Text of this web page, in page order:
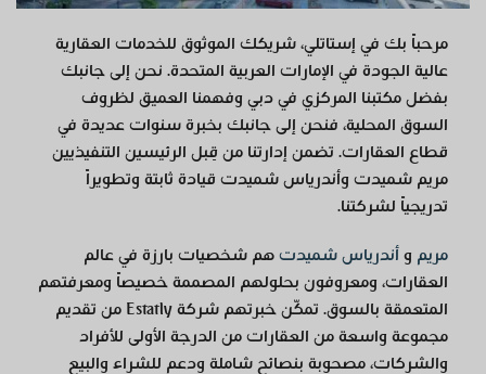
مرحباً بك في إستاتلي، شريكك الموثوق للخدمات العقارية
عالية الجودة في الإمارات العربية المتحدة. نحن إلى جانبك
بفضل مكتبنا المركزي في دبي وفهمنا العميق لظروف
السوق المحلية، فنحن إلى جانبك بخبرة سنوات عديدة في
قطاع العقارات. تضمن إدارتنا من قِبل الرئيسين التنفيذيين
مريم شميدت وأندرياس شميدت قيادة ثابتة وتطويراً
تدريجياً لشركتنا.
مريم و أندرياس شميدت هم شخصيات بارزة في عالم
العقارات، ومعروفون بحلولهم المصممة خصيصاً ومعرفتهم
المتعمقة بالسوق. تمكّن خبرتهم شركة Estatly من تقديم
مجموعة واسعة من العقارات من الدرجة الأولى للأفراد
والشركات، مصحوبة بنصائح شاملة ودعم للشراء والبيع